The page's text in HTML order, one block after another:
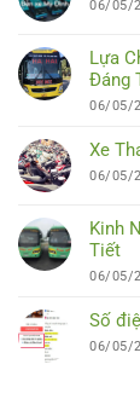
06/05/
Lựa
Đáng
06/05/
Xe
06/05/
Kinh
Tiết
06/05/
Số
06/05/